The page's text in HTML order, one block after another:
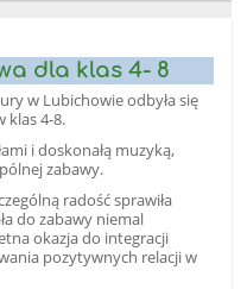
dla klas 4- 8
w Lubichowie odbyła się
klas 4-8.
i doskonałą muzyką,
zabawy.
radość sprawiła
do zabawy niemal
okazja do integracji
pozytywnych relacji w